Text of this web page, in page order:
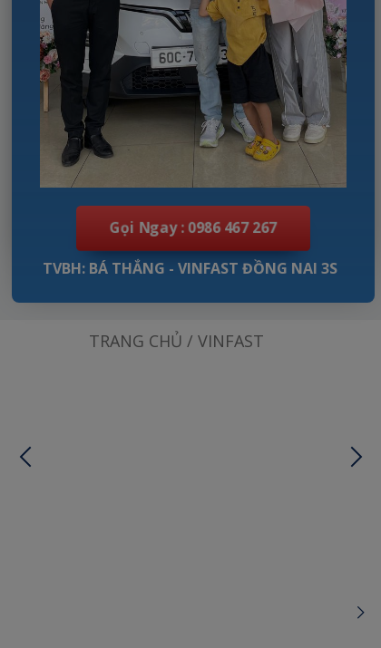
Gọi Ngay : 0986 467 267
TVBH: BÁ THẮNG - VINFAST ĐỒNG NAI 3S
TRANG CHỦ / VINFAST